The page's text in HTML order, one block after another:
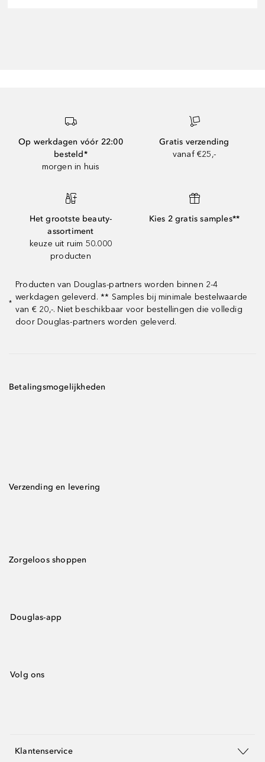
Op werkdagen vóór 22:00
besteld*
morgen in huis
Gratis verzending
vanaf €25,-
Het grootste beauty-
assortiment
keuze uit ruim 50.000
producten
Kies 2 gratis samples**
*
Producten van Douglas-partners worden binnen 2-4
werkdagen geleverd. ** Samples bij minimale bestelwaarde
van € 20,-. Niet beschikbaar voor bestellingen die volledig
door Douglas-partners worden geleverd.
Betalingsmogelijkheden
Verzending en levering
Zorgeloos shoppen
Douglas-app
Volg ons
Klantenservice